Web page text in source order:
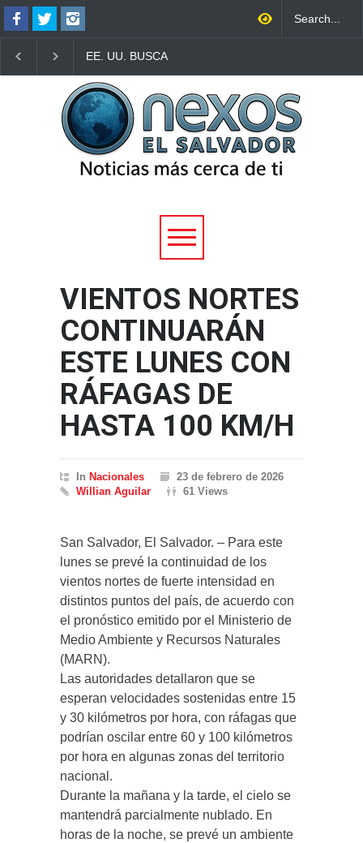
EE. UU. BUSCA
DEPORTADOS PARA
COBRAR MULTAS
MIGRATORIAS
PENDIENTES
INTENTAR LIMITAR
NACIMIENTO EN
ESPECÍFICOS
VIENTOS NORTES
CONTINUARÁN
ESTE LUNES CON
RÁFAGAS DE
HASTA 100 KM/H
In Nacionales
23 de febrero de 2026
Willian Aguilar
61 Views
San Salvador, El Salvador. – Para este
lunes se prevé la continuidad de los
vientos nortes de fuerte intensidad en
distintos puntos del país, de acuerdo con
el pronóstico emitido por el Ministerio de
Medio Ambiente y Recursos Naturales
(MARN).
Las autoridades detallaron que se
esperan velocidades sostenidas entre 15
y 30 kilómetros por hora, con ráfagas que
podrían oscilar entre 60 y 100 kilómetros
por hora en algunas zonas del territorio
nacional.
Durante la mañana y la tarde, el cielo se
mantendrá parcialmente nublado. En
horas de la noche, se prevé un ambiente